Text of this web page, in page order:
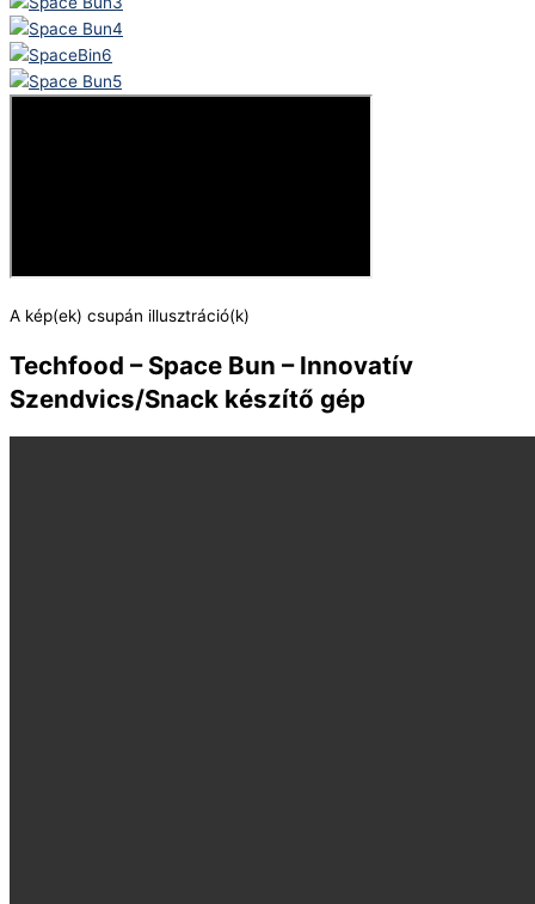
A kép(ek) csupán illusztráció(k)
Techfood – Space Bun – Innovatív
Szendvics/Snack készítő gép